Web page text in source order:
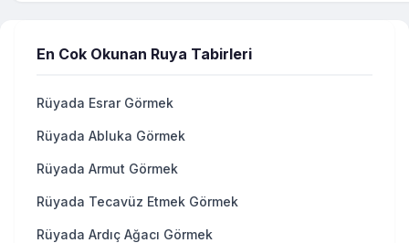
En Cok Okunan Ruya Tabirleri
Rüyada Esrar Görmek
Rüyada Abluka Görmek
Rüyada Armut Görmek
Rüyada Tecavüz Etmek Görmek
Rüyada Ardıç Ağacı Görmek